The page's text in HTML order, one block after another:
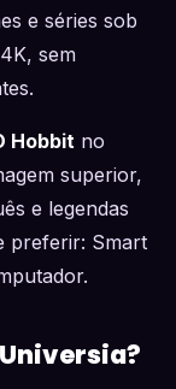
e séries sob
sem
Hobbit no
superior,
e legendas
preferir: Smart